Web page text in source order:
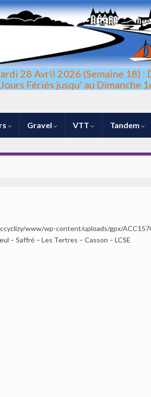
28 Avril 2026 (Semaine 18) :
Fériés jusqu' au Dimanche
Gravel VTT Tandem
www/wp-content/uploads/gpx/
– Saffré – Les Tertres – Casson – LCSE